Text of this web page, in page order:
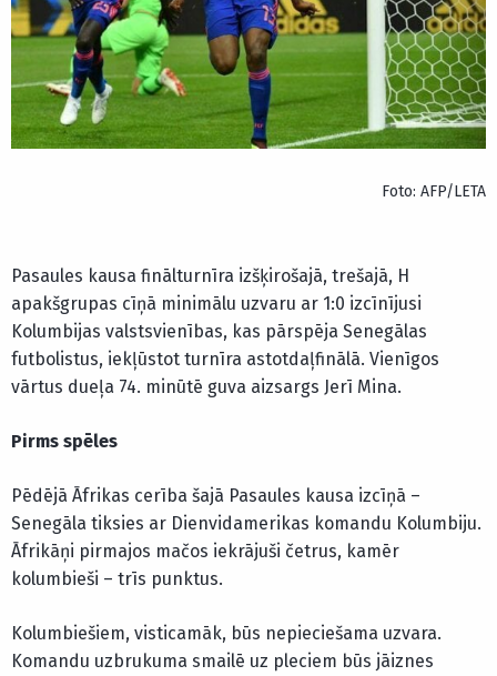
Foto: AFP/LETA
Pasaules kausa finālturnīra izšķirošajā, trešajā, H
apakšgrupas cīņā minimālu uzvaru ar 1:0 izcīnījusi
Kolumbijas valstsvienības, kas pārspēja Senegālas
futbolistus, iekļūstot turnīra astotdaļfinālā. Vienīgos
vārtus dueļa 74. minūtē guva aizsargs Jerī Mina.
Pirms spēles
Pēdējā Āfrikas cerība šajā Pasaules kausa izcīņā –
Senegāla tiksies ar Dienvidamerikas komandu Kolumbiju.
Āfrikāņi pirmajos mačos iekrājuši četrus, kamēr
kolumbieši – trīs punktus.
Kolumbiešiem, visticamāk, būs nepieciešama uzvara.
Komandu uzbrukuma smailē uz pleciem būs jāiznes